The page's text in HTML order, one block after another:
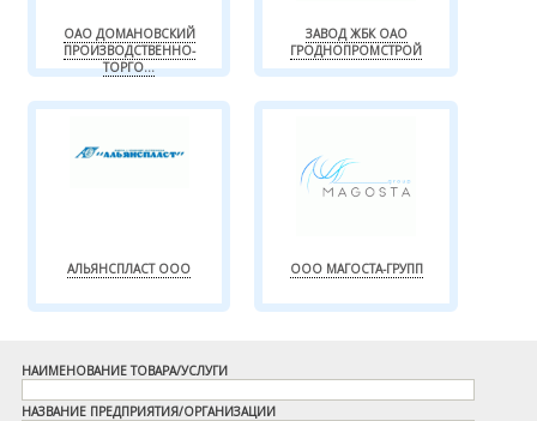
ОАО ДОМАНОВСКИЙ
ПРОИЗВОДСТВЕННО-
ТОРГО...
ЗАВОД ЖБК ОАО
ГРОДНОПРОМСТРОЙ
АЛЬЯНСПЛАСТ ООО ООО МАГОСТА-ГРУПП
НАИМЕНОВАНИЕ ТОВАРА/УСЛУГИ
НАЗВАНИЕ ПРЕДПРИЯТИЯ/ОРГАНИЗАЦИИ